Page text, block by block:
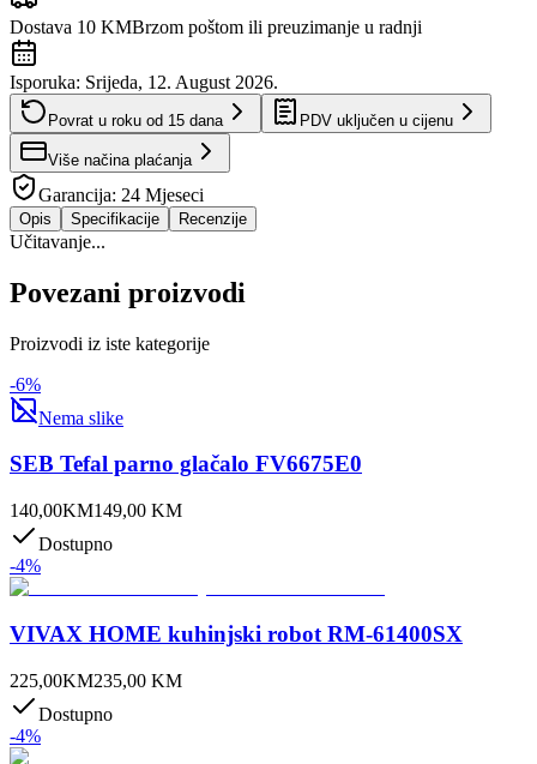
Dostava 10 KMBrzom poštom ili preuzimanje u radnji
Isporuka: Srijeda, 12. August 2026.
Povrat u roku od 15 dana PDV uključen u cijenu
Više načina plaćanja
Garancija: 24 Mjeseci
Opis Specifikacije Recenzije
Učitavanje...
Povezani proizvodi
Proizvodi iz iste kategorije
-6%
Nema slike
SEB Tefal parno glačalo FV6675E0
140,00KM149,00 KM
Dostupno
-4%
VIVAX HOME kuhinjski robot RM-61400SX
225,00KM235,00 KM
Dostupno
-4%